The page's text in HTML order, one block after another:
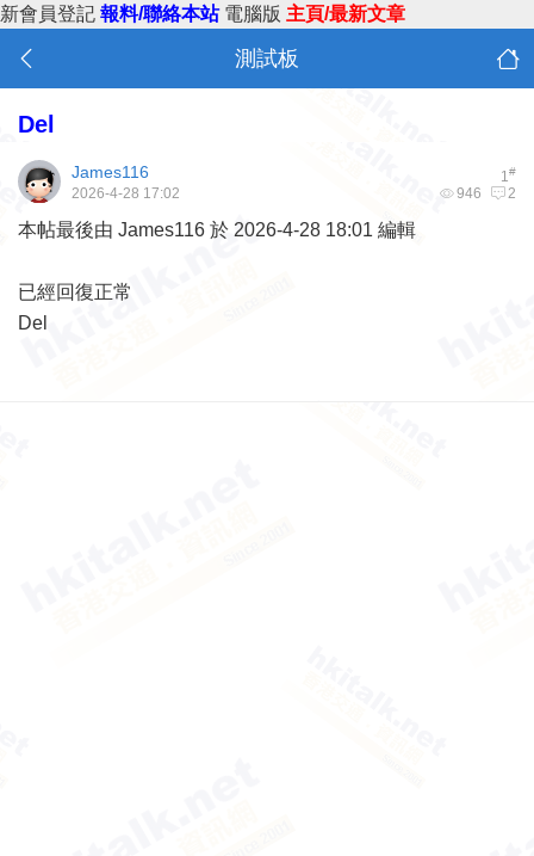
新會員登記 報料/聯絡本站 電腦版 主頁/最新文章
測試板
Del
1#
James116
946 2
2026-4-28 17:02
本帖最後由 James116 於 2026-4-28 18:01 編輯
已經回復正常
Del